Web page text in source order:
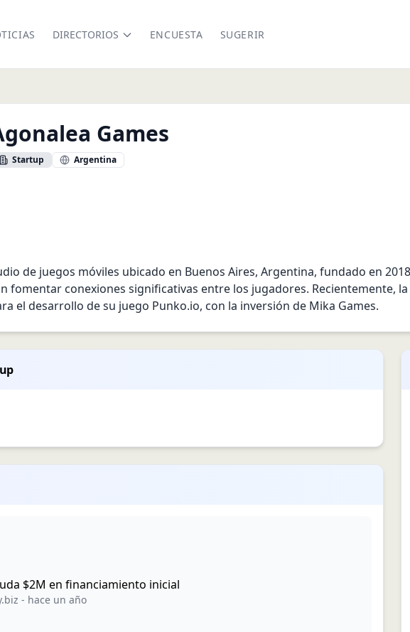
DIRECTORIOS ENCUESTA SUGERIR
Games
Startup Argentina
de juegos móviles ubicado en Buenos Aires, Argentina, fundado en
fomentar conexiones significativas entre los jugadores. Recientemente,
el desarrollo de su juego Punko.io, con la inversión de Mika Games.
$2M en financiamiento inicial
- hace un año